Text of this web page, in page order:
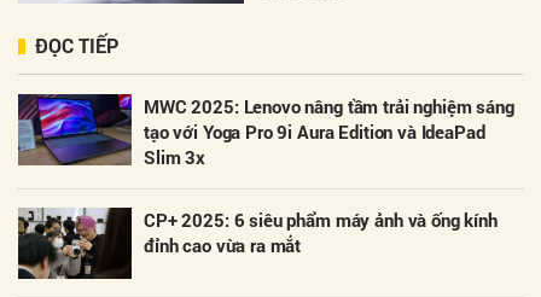
ĐỌC TIẾP
MWC 2025: Lenovo nâng tầm trải nghiệm sáng
tạo với Yoga Pro 9i Aura Edition và IdeaPad
Slim 3x
CP+ 2025: 6 siêu phẩm máy ảnh và ống kính
đỉnh cao vừa ra mắt